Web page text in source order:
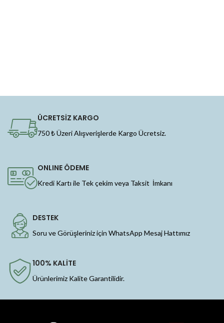
ÜCRETSİZ KARGO
750 ₺ Üzeri Alışverişlerde Kargo Ücretsiz.
ONLINE ÖDEME
Kredi Kartı ile Tek çekim veya Taksit İmkanı
DESTEK
Soru ve Görüşleriniz için WhatsApp Mesaj Hattımız
100% KALİTE
Ürünlerimiz Kalite Garantilidir.